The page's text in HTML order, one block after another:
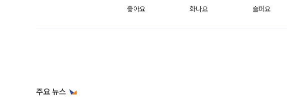
좋아요 화나요 슬퍼요
주요 뉴스